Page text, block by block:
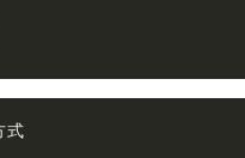
# 使用docker方式